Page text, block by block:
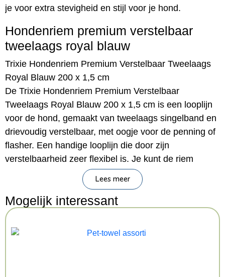
je voor extra stevigheid en stijl voor je hond.
Hondenriem premium verstelbaar
tweelaags royal blauw
Trixie Hondenriem Premium Verstelbaar Tweelaags
Royal Blauw 200 x 1,5 cm
De Trixie Hondenriem Premium Verstelbaar
Tweelaags Royal Blauw 200 x 1,5 cm is een looplijn
voor de hond, gemaakt van tweelaags singelband en
drievoudig verstelbaar, met oogje voor de penning of
flasher. Een handige looplijn die door zijn
verstelbaarheid zeer flexibel is. Je kunt de riem
drievoudig verstellen door de musketonhaak aan één
van de gewenste ringen te klikken. Gemaakt van
stevig, tweelaags singelband en met oogje om de
hondenpenning of een lampje aan vast te maken.
– Verstelbare looplijn voor de hond
Lees meer
Mogelijk interessant